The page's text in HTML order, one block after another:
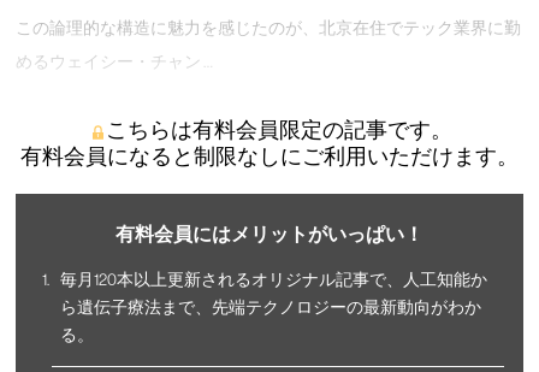
この論理的な構造に魅力を感じたのが、北京在住でテック業界に勤
めるウェイシー・チャン …
こちらは有料会員限定の記事です。
有料会員になると制限なしにご利用いただけます。
有料会員にはメリットがいっぱい！
毎月120本以上更新されるオリジナル記事で、人工知能か
ら遺伝子療法まで、先端テクノロジーの最新動向がわか
る。